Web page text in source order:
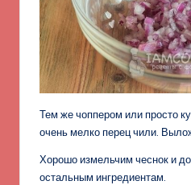
Тем же чоппером или просто
очень мелко перец чили.
Хорошо измельчим чеснок и
остальным ингредиентам.